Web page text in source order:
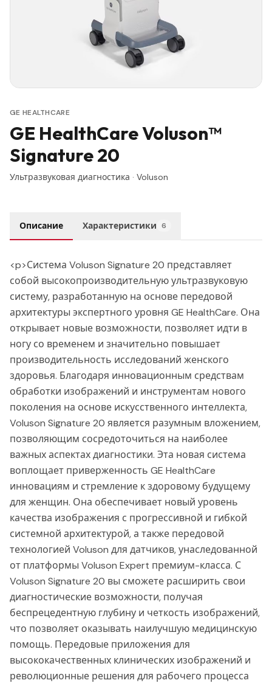
GE HEALTHCARE
GE HealthCare Voluson™
Signature 20
Ультразвуковая диагностика · Voluson
Описание Характеристики 6
<p>Система Voluson Signature 20 представляет
собой высокопроизводительную ультразвуковую
систему, разработанную на основе передовой
архитектуры экспертного уровня GE HealthCare. Она
открывает новые возможности, позволяет идти в
ногу со временем и значительно повышает
производительность исследований женского
здоровья. Благодаря инновационным средствам
обработки изображений и инструментам нового
поколения на основе искусственного интеллекта,
Voluson Signature 20 является разумным вложением,
позволяющим сосредоточиться на наиболее
важных аспектах диагностики. Эта новая система
воплощает приверженность GE HealthCare
инновациям и стремление к здоровому будущему
для женщин. Она обеспечивает новый уровень
качества изображения с прогрессивной и гибкой
системной архитектурой, а также передовой
технологией Voluson для датчиков, унаследованной
от платформы Voluson Expert премиум-класса. С
Voluson Signature 20 вы сможете расширить свои
диагностические возможности, получая
беспрецедентную глубину и четкость изображений,
что позволяет оказывать наилучшую медицинскую
помощь. Передовые приложения для
высококачественных клинических изображений и
революционные решения для рабочего процесса